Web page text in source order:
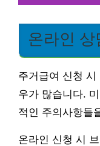
온라인 상
주거급여 신청
우가 많습니다.
적인 주의사항들
온라인 신청 시